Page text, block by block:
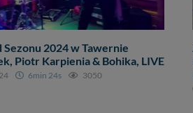
Sezonu 2024 w Tawernie
Piotr Karpienia & Bohika, LIVE
6min 24s 3050
Borkowska, z siedzibą ul. Wiejska 17,
strony.
poprawienia lub usunięcia, zabronić ich
zrealizowanie Twoich praw w odniesieniu
Ci skasowanie tych plików - w pewnych